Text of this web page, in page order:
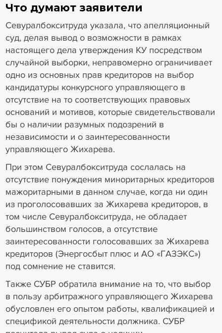
Что думают заявители
Севуралбокситруда указала, что апелляционный
суд, делая вывод о возможности в рамках
настоящего дела утверждения КУ посредством
случайной выборки, неправомерно ограничивает
одно из основных прав кредиторов на выбор
кандидатуры конкурсного управляющего в
отсутствие на то соответствующих правовых
оснований и мотивов, которые свидетельствовали
бы о наличии разумных подозрений в
независимости и о заинтересованности
управляющего Жихарева.
При этом Севуралбокситруда сослалась на
отсутствие понуждения миноритарных кредиторов
мажоритарными в данном случае, когда ни один
из проголосовавших за Жихарева кредиторов, в
том числе Севуралбокситруда, не обладает
большинством голосов, а отсутствие
заинтересованности голосовавших за Жихарева
кредиторов (Энергосбыт плюс и АО «ГАЗЭКС»)
под сомнение не ставится.
Также СУБР обратила внимание на то, что выбор
в пользу арбитражного управляющего Жихарева
обусловлен его опытом работы, квалификацией и
спецификой деятельности должника. СУБР